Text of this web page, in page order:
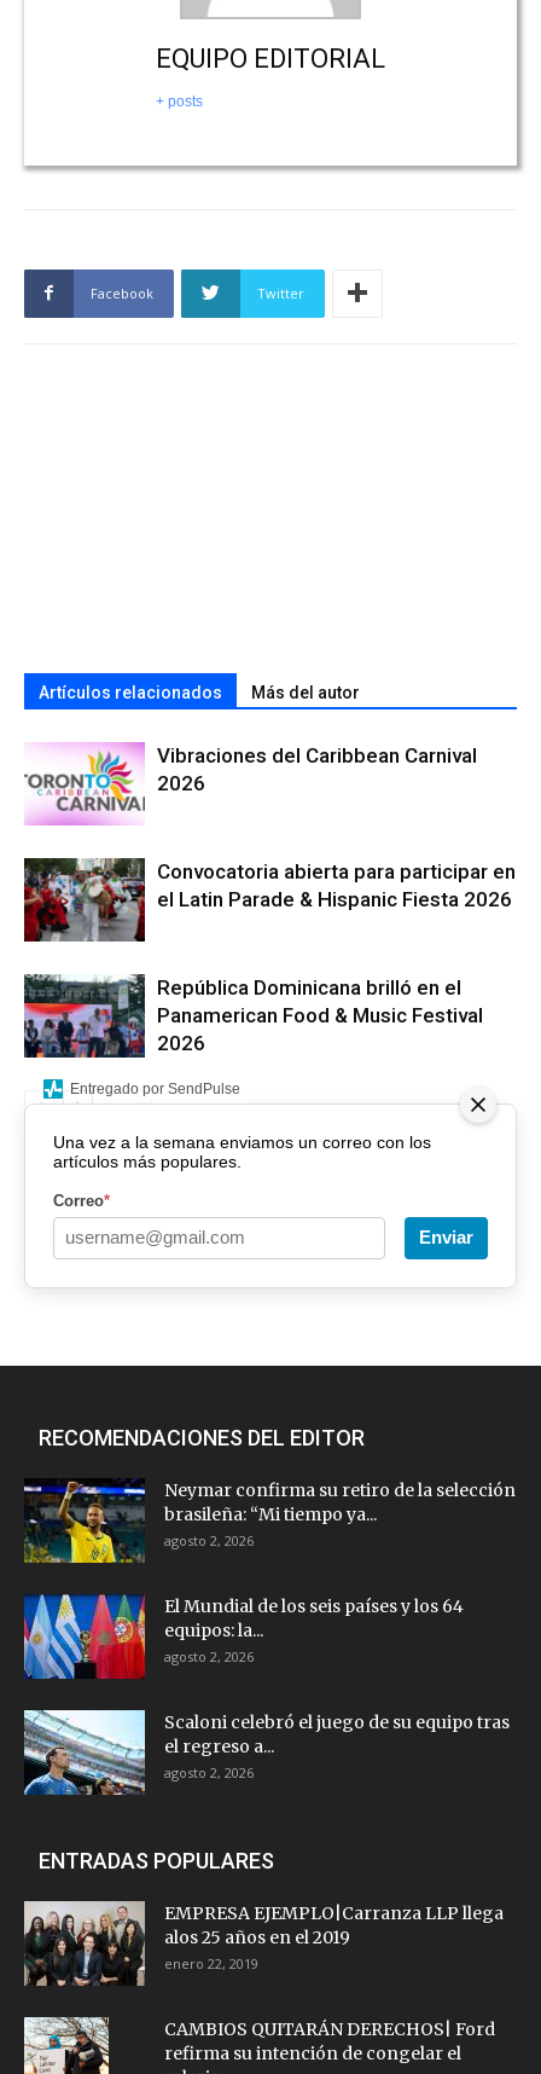
EQUIPO EDITORIAL
+ posts
Facebook Twitter
Artículos relacionados Más del autor
Vibraciones del Caribbean Carnival
2026
Convocatoria abierta para participar en
el Latin Parade & Hispanic Fiesta 2026
República Dominicana brilló en el
Panamerican Food & Music Festival
2026
Una vez a la semana enviamos un correo con los
artículos más populares.
Correo*
Enviar
Entregado por SendPulse
RECOMENDACIONES DEL EDITOR
Neymar confirma su retiro de la selección
brasileña: “Mi tiempo ya...
agosto 2, 2026
El Mundial de los seis países y los 64
equipos: la...
agosto 2, 2026
Scaloni celebró el juego de su equipo tras
el regreso a...
agosto 2, 2026
ENTRADAS POPULARES
EMPRESA EJEMPLO|Carranza LLP llega
alos 25 años en el 2019
enero 22, 2019
CAMBIOS QUITARÁN DERECHOS| Ford
refirma su intención de congelar el